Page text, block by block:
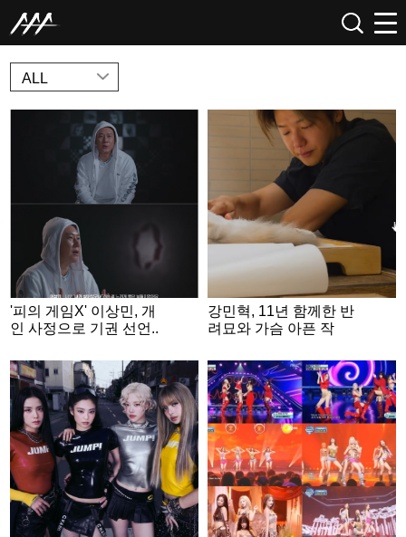
NEWS
ALL
'피의 게임X' 이상민, 개
인 사정으로 기권 선언..
이별
강민혁, 11년 함께한 반
려묘와 가슴 아픈 작
다"